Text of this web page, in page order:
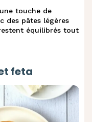
touche de
des pâtes légères
équilibrés tout
feta